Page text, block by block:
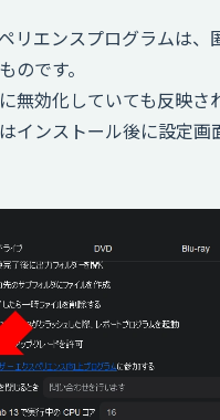
リエンスプログラムは、
のです。
無効化していても反映さ
インストール後に設定画